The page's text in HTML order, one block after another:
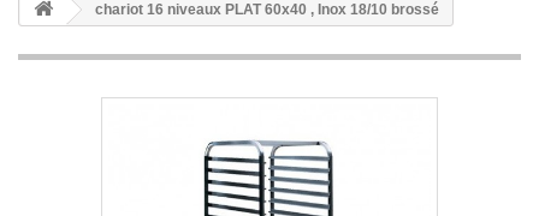
chariot 16 niveaux PLAT 60x40 , Inox 18/10 brossé